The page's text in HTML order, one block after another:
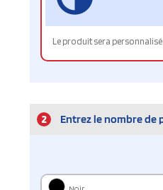
Le produit sera
2 Entrez le nombre de